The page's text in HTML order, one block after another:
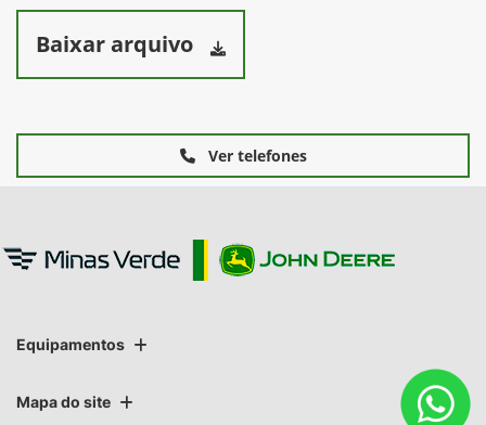
Baixar arquivo
Ver telefones
Equipamentos
Mapa do site